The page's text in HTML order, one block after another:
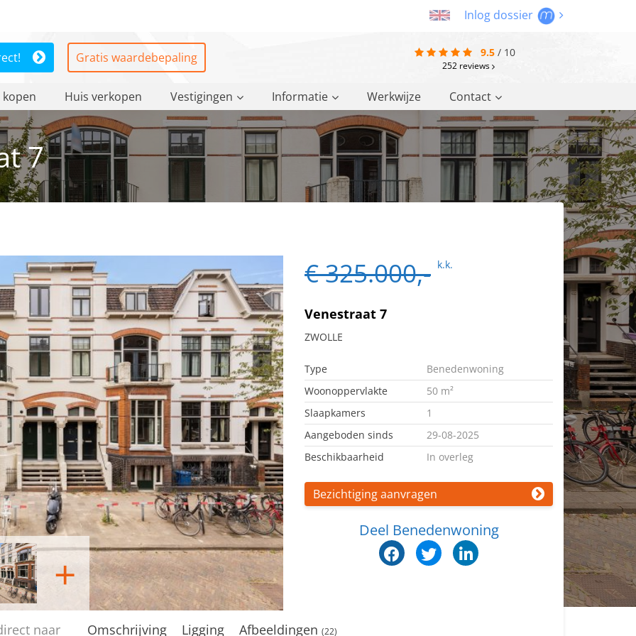
Inlog dossier
Gratis waardebepaling 9.5 / 10
252 reviews
Huis verkopen Vestigingen Informatie Werkwijze Contact
7
+
€ 325.000,- k.k.
Venestraat 7
ZWOLLE
Type
Benedenwoning
Woonoppervlakte
50 m²
Slaapkamers
1
Aangeboden sinds
29-08-2025
Beschikbaarheid
In overleg
Bezichtiging aanvragen
Deel Benedenwoning
naar Omschrijving Ligging Afbeeldingen (22)